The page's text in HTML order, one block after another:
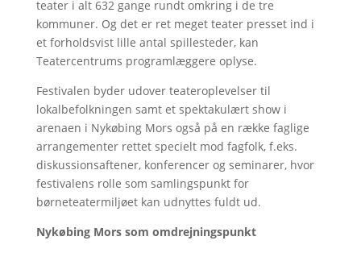
teater i alt 632 gange rundt omkring i de tre
kommuner. Og det er ret meget teater presset ind i
et forholdsvist lille antal spillesteder, kan
Teatercentrums programlæggere oplyse.
Festivalen byder udover teateroplevelser til
lokalbefolkningen samt et spektakulært show i
arenaen i Nykøbing Mors også på en række faglige
arrangementer rettet specielt mod fagfolk, f.eks.
diskussionsaftener, konferencer og seminarer, hvor
festivalens rolle som samlingspunkt for
børneteatermiljøet kan udnyttes fuldt ud.
Nykøbing Mors som omdrejningspunkt